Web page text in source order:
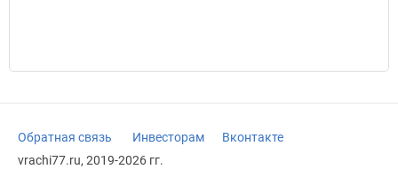
Обратная связь Инвесторам
Вконтакте
vrachi77.ru, 2019-2026 гг.